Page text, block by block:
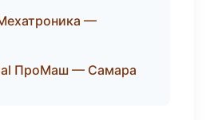
—
ПроМаш — Самара